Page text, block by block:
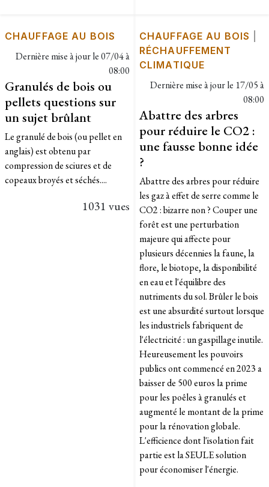
CHAUFFAGE AU BOIS
Dernière mise à jour le07/04 à
08:00
Granulés de bois ou
pellets questions sur
un sujet brûlant
Le granulé de bois (ou pellet en
anglais) est obtenu par
compression de sciures et de
copeaux broyés et séchés....
1031 vues
CHAUFFAGE AU BOIS
RÉCHAUFFEMENT
CLIMATIQUE
Dernière mise à jour le 17/05 à
08:00
Abattre des arbres
pour réduire le CO2 :
une fausse bonne idée
?
Abattre des arbres pour réduire
les gaz à effet de serre comme le
CO2 : bizarre non ? Couper une
forêt est une perturbation
majeure qui affecte pour
plusieurs décennies la faune, la
flore, le biotope, la disponibilité
en eau et l'équilibre des
nutriments du sol. Brûler le bois
est une absurdité surtout lorsque
les industriels fabriquent de
l'électricité : un gaspillage inutile.
Heureusement les pouvoirs
publics ont commencé en 2023 a
baisser de 500 euros la prime
pour les poêles à granulés et
augmenté le montant de la prime
pour la rénovation globale.
L'efficience dont l'isolation fait
partie est la SEULE solution
pour économiser l'énergie.